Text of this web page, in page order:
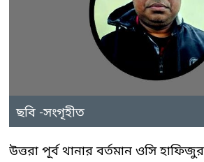
ছবি -সংগৃহীত
উত্তরা পূর্ব থানার বর্তমান ওসি